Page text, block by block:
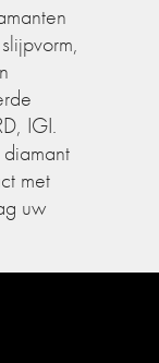
IGI.
met
uw